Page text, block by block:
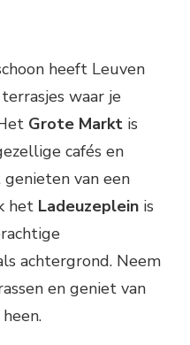
heeft Leuven
waar je
Grote Markt is
cafés en
van een
het Ladeuzeplein is
achtergrond. Neem
en geniet van